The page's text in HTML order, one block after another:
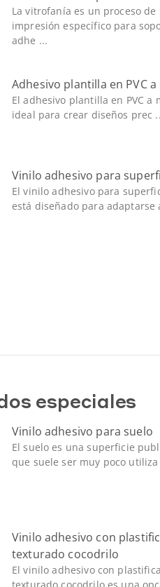
La vitrofanía es un proceso de
impresión específico para
adhe ...
Adhesivo plantilla en PVC
El adhesivo plantilla en PVC a
ideal para crear diseños prec
Vinilo adhesivo para
El vinilo adhesivo para
está diseñado para adaptarse
especiales
Vinilo adhesivo para suelo
El suelo es una superficie
que suele ser muy poco utiliza
Vinilo adhesivo con
texturado cocodrilo
El vinilo adhesivo con